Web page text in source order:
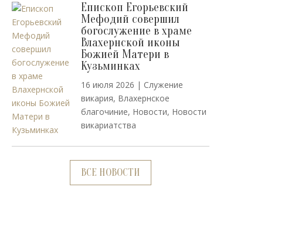
Епископ Егорьевский
Мефодий совершил
богослужение в храме
Влахернской иконы
Божией Матери в
Кузьминках
16 июля 2026 | Cлужение
викария, Влахернское
благочиние, Новости, Новости
викариатства
ВСЕ НОВОСТИ